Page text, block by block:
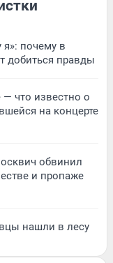
почему в
добиться правды
— что известно о
на концерте
обвинил
и пропаже
нашли в лесу